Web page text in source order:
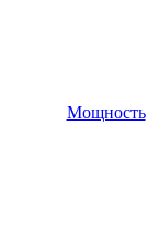
Мощность